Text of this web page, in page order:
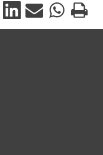
Jaa
tämä
Jaa
Jaa
Tulosta